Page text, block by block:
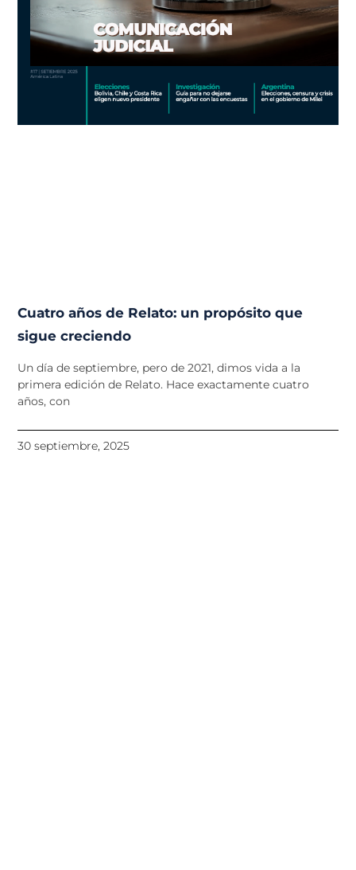
Cuatro años de Relato: un propósito que
sigue creciendo
Un día de septiembre, pero de 2021, dimos vida a la
primera edición de Relato. Hace exactamente cuatro
años, con
30 septiembre, 2025